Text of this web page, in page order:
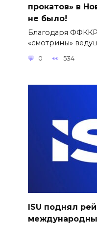
прокатов» в
не было!
Благодаря ФФККР
«смотрины»
0 534
ISU поднял